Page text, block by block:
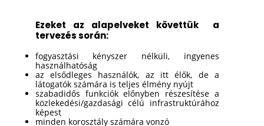
Ezeket az alapelveket követtük a
tervezés során:
fogyasztási kényszer nélküli, ingyenes
használhatóság
az elsődleges használók, az itt élők, de a
látogatók számára is teljes élmény nyújt
szabadidős funkciók előnyben részesítése a
közlekedési/gazdasági célú infrastruktúrához
képest
minden korosztály számára vonzó